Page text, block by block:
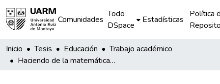
Comunidades
Todo
DSpace
Estadísticas
Política
Inicio Tesis Educación
Trabajo académico
Haciendo de la matemática un espacio de aprendizaje agradable y divertido para los estudiantes del nivel primario de la IE Simón Bolívar